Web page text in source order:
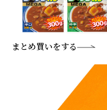
まとめ買いをする